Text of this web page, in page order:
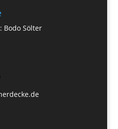
Bodo Sölter